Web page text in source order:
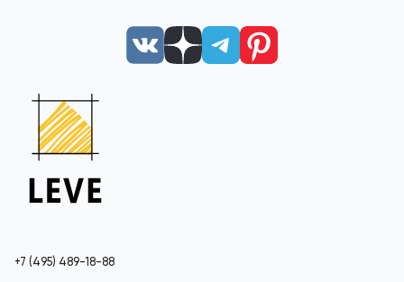
+7 (495) 489-18-88